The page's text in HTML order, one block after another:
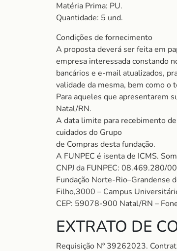
Matéria Prima: PU.
Quantidade: 5 und.
Condições de fornecimento
A proposta deverá ser feita em
empresa interessada constando
bancários e e-mail atualizados,
validade da mesma, bem como o
Para aqueles que apresentarem
Natal/RN.
A data limite para recebimento
cuidados do Grupo
de Compras desta fundação.
A FUNPEC é isenta de ICMS.
CNPJ da FUNPEC: 08.469.280/
Fundação Norte-Rio–Grandense
Filho,3000 – Campus
CEP: 59078-900 Natal/RN –
EXTRATO DE
Requisição Nº 39262023.